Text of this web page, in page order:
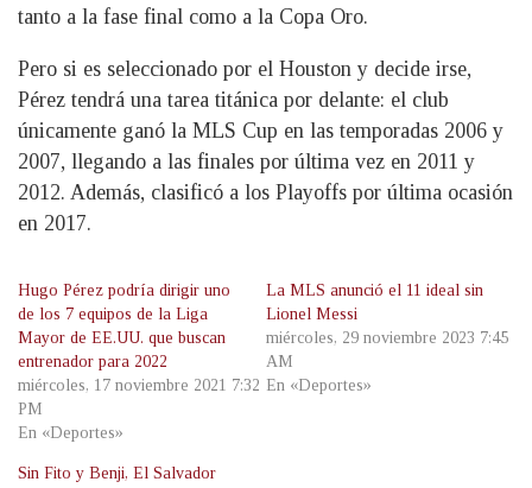
tanto a la fase final como a la Copa Oro.
Pero si es seleccionado por el Houston y decide irse,
Pérez tendrá una tarea titánica por delante: el club
únicamente ganó la MLS Cup en las temporadas 2006 y
2007, llegando a las finales por última vez en 2011 y
2012. Además, clasificó a los Playoffs por última ocasión
en 2017.
Hugo Pérez podría dirigir uno
de los 7 equipos de la Liga
Mayor de EE.UU. que buscan
entrenador para 2022
miércoles, 17 noviembre 2021 7:32
PM
En «Deportes»
La MLS anunció el 11 ideal sin
Lionel Messi
miércoles, 29 noviembre 2023 7:45
AM
En «Deportes»
Sin Fito y Benji, El Salvador